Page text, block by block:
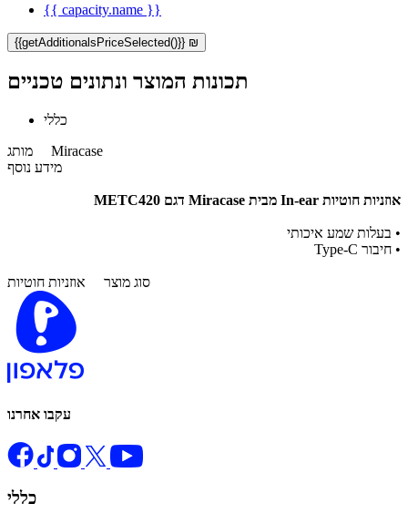
{{ capacity.name }}
{{getAdditionalsPriceSelected()}} ₪
תכונות המוצר ונתונים טכניים
כללי
מותג Miracase
מידע נוסף
אוזניות חוטיות In-ear מבית Miracase דגם METC420
• בעלות שמע איכותי
• חיבור Type-C
סוג מוצר אוזניות חוטיות
עקבו אחרנו
כללי